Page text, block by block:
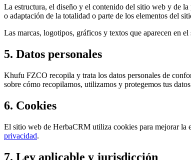
La estructura, el diseño y el contenido del sitio web y de
o adaptación de la totalidad o parte de los elementos del
Las marcas, logotipos, gráficos y textos que aparecen en
5. Datos personales
Khufu FZCO recopila y trata los datos personales de
sobre cómo recopilamos, utilizamos y protegemos tus
6. Cookies
El sitio web de HerbaCRM utiliza cookies para mejorar la
privacidad.
7. Ley aplicable y jurisdicción